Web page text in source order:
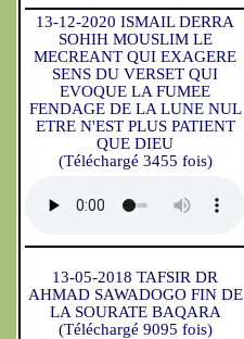
13-12-2020 ISMAIL DERRA
SOHIH MOUSLIM LE
MECREANT QUI EXAGERE
SENS DU VERSET QUI
EVOQUE LA FUMEE
FENDAGE DE LA LUNE NUL
ETRE N'EST PLUS PATIENT
QUE DIEU
(Téléchargé 3455 fois)
13-05-2018 TAFSIR DR
AHMAD SAWADOGO FIN DE
LA SOURATE BAQARA
(Téléchargé 9095 fois)